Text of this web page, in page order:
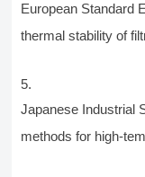
European Standard
thermal stability of
Japanese Industrial
methods for high-